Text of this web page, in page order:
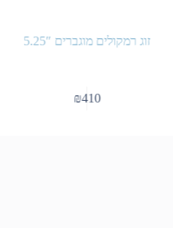
זוג רמקולים מוגברים 5.25″